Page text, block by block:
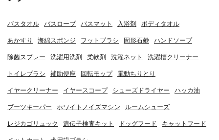
バスタオル バスローブ バスマット 入浴剤 ボディタオル
あかすり 海綿スポンジ フットブラシ 固形石鹸 ハンドソープ
除菌スプレー 洗濯用洗剤 柔軟剤 洗濯ネット 洗濯槽クリーナー
トイレブラシ 補助便座 回転モップ 電動ちりとり
イヤークリーナー イヤースコープ シューズドライヤー ハッカ油
ブーツキーパー ホワイトノイズマシン ルームシューズ
レジカゴリュック 遺伝子検査キット ドッグフード キャットフード